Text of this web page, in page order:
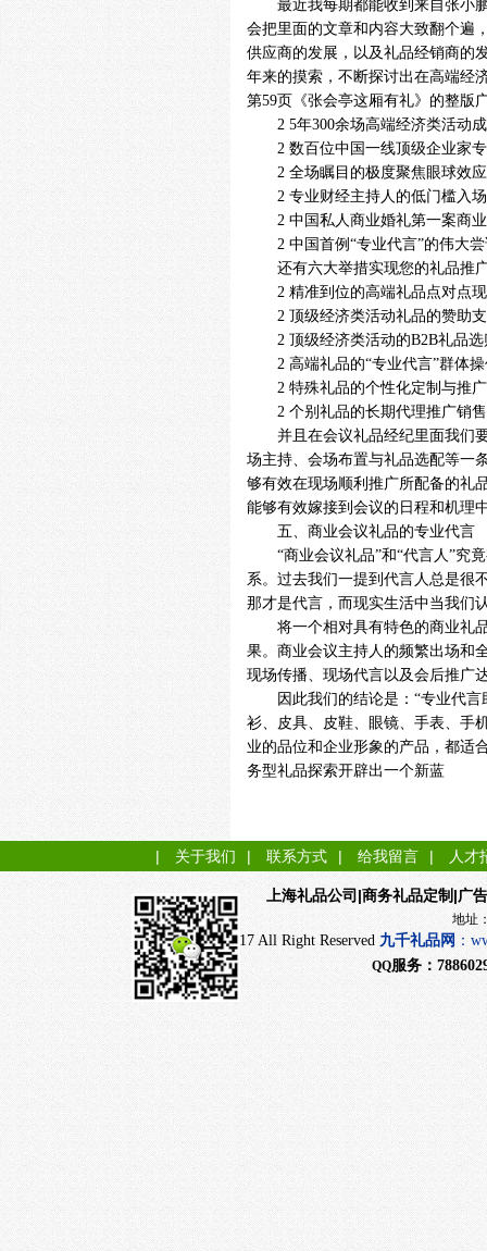
最近我每期都能收到来自张小鹏
会把里面的文章和内容大致翻个遍
供应商的发展，以及礼品经销商的
年来的摸索，不断探讨出在高端经
第59页《张会亭这厢有礼》的整版
2 5年300余场高端经济类活动成
2 数百位中国一线顶级企业家专
2 全场瞩目的极度聚焦眼球效
2 专业财经主持人的低门槛入场
2 中国私人商业婚礼第一案商业
2 中国首例“专业代言”的伟大尝
还有六大举措实现您的礼品推
2 精准到位的高端礼品点对点现
2 顶级经济类活动礼品的赞助
2 顶级经济类活动的B2B礼品选
2 高端礼品的“专业代言”群体操
2 特殊礼品的个性化定制与推
2 个别礼品的长期代理推广销
并且在会议礼品经纪里面我们要
场主持、会场布置与礼品选配等一
够有效在现场顺利推广所配备的礼
能够有效嫁接到会议的日程和机理
五、商业会议礼品的专业代言
“商业会议礼品”和“代言人”究竟
系。过去我们一提到代言人总是很
那才是代言，而现实生活中当我们
将一个相对具有特色的商业礼品
果。商业会议主持人的频繁出场和
现场传播、现场代言以及会后推广
因此我们的结论是：“专业代言
衫、皮具、皮鞋、眼镜、手表、手
业的品位和企业形象的产品，都适
务型礼品探索开辟出一个新蓝
上海礼品公司 |商务礼品定制|广
地址：上海市闵行
CopyRight 2017 All Right Reserved 九千礼品网 ：
QQ服务：
| 关于我们 | 联系方式 | 给我留言 | 人才